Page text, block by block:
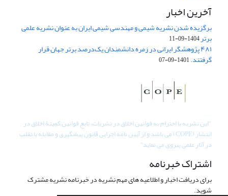
آخرین اخبار
برگزیده شدن نشریه شیمی و مهندسی شیمی ایران به عنوان نشریه علمی
برتر1404-09-11
۴۸۱ پژوهشگر ایرانی در زمره دانشمندان یک‌درصد برتر جهان قرار
گرفتند.1401-09-07
"این نشریه با احترام به قوانین اخلاق در نشریات، تابع قوانین کمیتۀ اخلاق در
انتشار (COPE) می باشد و از آیین نامه اجرایی قانون پیشگیری و مقابله با تقلب
در آثار علمی پیروی می نماید".
اشتراک خبرنامه
برای دریافت اخبار و اطلاعیه های مهم نشریه در خبرنامه نشریه مشترک
شوید.